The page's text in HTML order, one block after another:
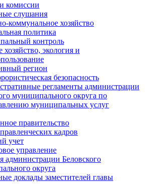
комиссии
слушания
коммунальное хозяйство
политика
контроль
хозяйство, экология и
регион
безопасность
регламенты администрации
муниципального округа по
муниципальных услуг
правительство
кадров
учет
управление
администрации Беловского
округа
доклады заместителей главы